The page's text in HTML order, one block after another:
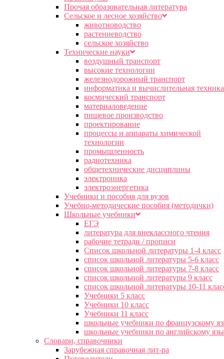
Прочая образовательная литература
Сельское и лесное хозяйство
животноводство
растениеводство
сельское хозяйство
Технические науки
воздушный транспорт
высокие технологии
железнодорожный транспорт
информатика и вычислительная техника
космический транспорт
материаловедение
пищевое производство
проектирование
процессы и аппараты химической
технологии
промышленность
радиотехника
общетехнические дисциплины
электроника
электроэнергетика
Учебники и пособия для вузов
Учебно-методические пособия (методички)
Школьные учебники
ЕГЭ
литература для внеклассного чтения
рабочие тетради / прописи
Список школьной литературы 1-4 класс
список школьной литературы 5-6 класс
список школьной литературы 7-8 класс
список школьной литературы 9 класс
список школьной литературы 10-11
Учебники 5 класс
Учебники 10 класс
Учебники 11 класс
школьные учебники по французскому
школьные учебники по английскому
Словари, справочники
Зарубежная справочная лит-ра